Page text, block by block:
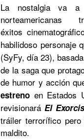
La nostalgia va a
éxitos
habilidoso personaje
(SyFy, día 23),
de la saga que
de humor y acción
estreno en Estados
revisionará El
tráiler terrorífico
maldito.